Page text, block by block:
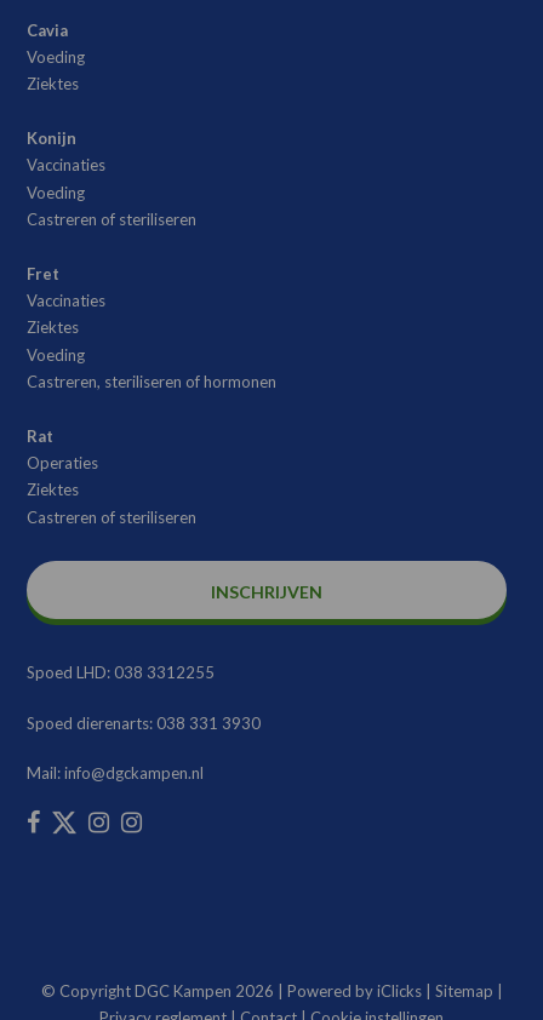
Cavia
Voeding
Ziektes
Konijn
Vaccinaties
Voeding
Castreren of steriliseren
Fret
Vaccinaties
Ziektes
Voeding
Castreren, steriliseren of hormonen
Rat
Operaties
Ziektes
Castreren of steriliseren
INSCHRIJVEN
Spoed LHD: 038 3312255
Spoed dierenarts: 038 331 3930
Mail:info@dgckampen.nl
© Copyright DGC Kampen 2026 | Powered by iClicks| Sitemap